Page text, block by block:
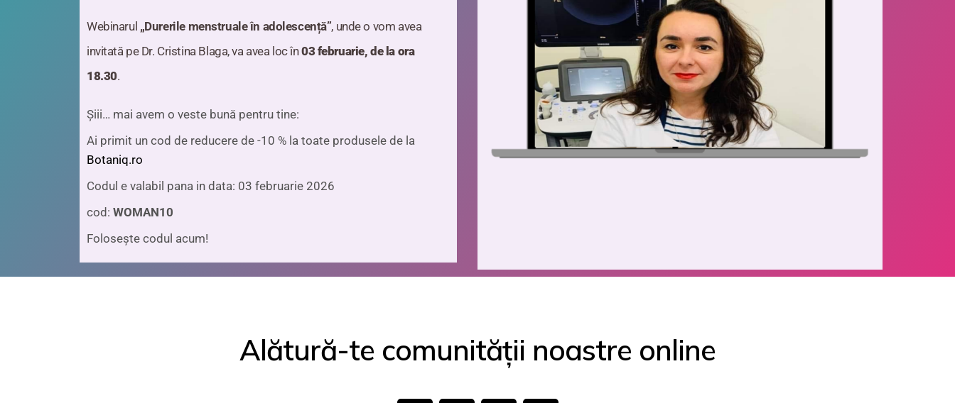
Webinarul „Durerile menstruale în adolescență”, unde o vom avea
invitată pe Dr. Cristina Blaga,va avea loc în03 februarie, de la ora
18.30.
Șiii… mai avem o veste bună pentru tine:
Ai primit un cod de reducere de -10 % la toate produsele de la
Botaniq.ro
Codul e valabil pana in data: 03 februarie 2026
cod: WOMAN10
Folosește codul acum!
Alătură-te comunității noastre online